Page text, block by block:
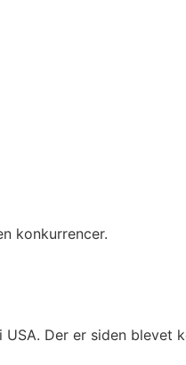
konkurrencer.
Der er siden blevet